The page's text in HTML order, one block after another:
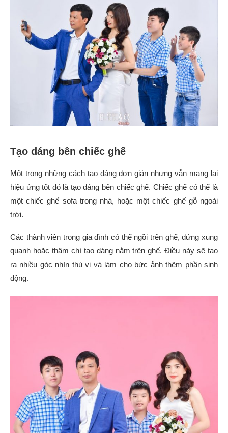
Tạo dáng bên chiếc ghế
Một trong những cách tạo dáng đơn giản nhưng vẫn mang lại
hiệu ứng tốt đó là tạo dáng bên chiếc ghế. Chiếc ghế có thể là
một chiếc ghế sofa trong nhà, hoặc một chiếc ghế gỗ ngoài
trời.
Các thành viên trong gia đình có thể ngồi trên ghế, đứng xung
quanh hoặc thậm chí tạo dáng nằm trên ghế. Điều này sẽ tạo
ra nhiều góc nhìn thú vị và làm cho bức ảnh thêm phần sinh
động.